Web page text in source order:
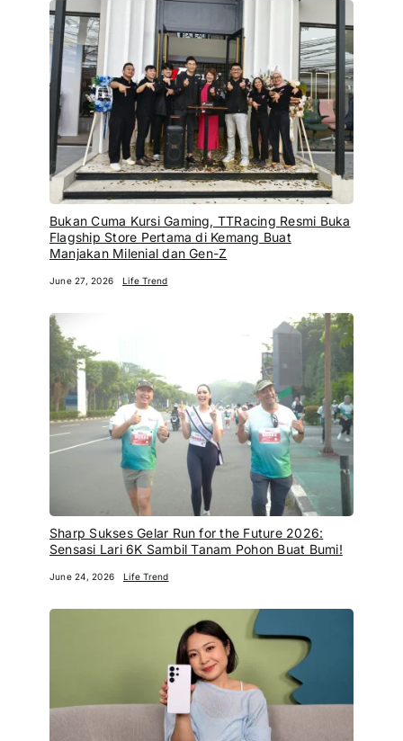
Bukan Cuma Kursi Gaming, TTRacing Resmi Buka
Flagship Store Pertama di Kemang Buat
Manjakan Milenial dan Gen-Z
June 27, 2026 Life Trend
Sharp Sukses Gelar Run for the Future 2026:
Sensasi Lari 6K Sambil Tanam Pohon Buat Bumi!
June 24, 2026 Life Trend